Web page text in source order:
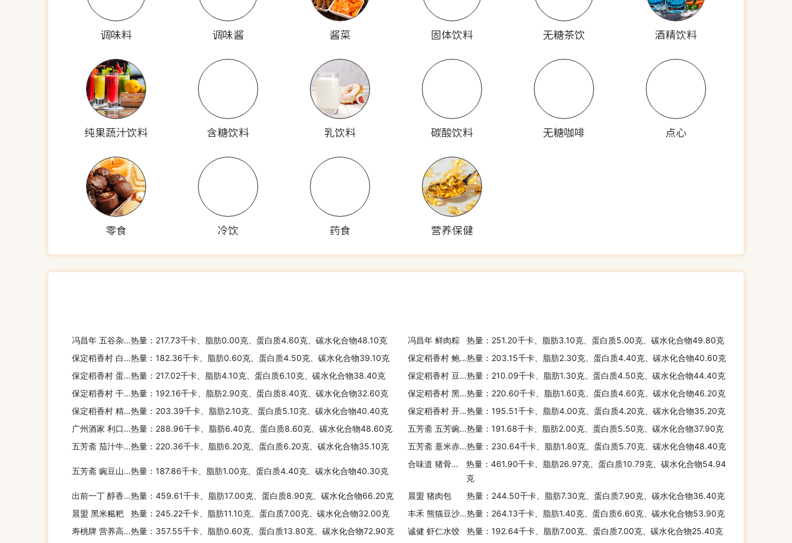
调味料 调味酱 酱菜 固体饮料 无糖茶饮 酒精饮料
纯果蔬汁饮料 含糖饮料 乳饮料 碳酸饮料 无糖咖啡 点心
零食 冷饮 药食 营养保健
冯昌年 五谷杂粮粽热量：217.73千卡、脂肪0.00克、蛋白质4.60克、碳水化合物48.10克 冯昌年 鲜肉粽
热量：251.20千卡、脂肪3.10克、蛋白质5.00克、碳水化合物49.80克
保定稻香村 白水粽热量：182.36千卡、脂肪0.60克、蛋白质4.50克、碳水化合物39.10克 保定稻香村 鲍鱼粽热量：203.15千卡、脂肪2.30克、蛋白质4.40克、碳水化合物40.60克
保定稻香村 蛋黄鲜肉粽热量：217.02千卡、脂肪4.10克、蛋白质6.10克、碳水化合物38.40克 保定稻香村 豆沙粽热量：210.09千卡、脂肪1.30克、蛋白质4.50克、碳水化合物44.40克
保定稻香村 干贝鲜肉粽热量：192.16千卡、脂肪2.90克、蛋白质8.40克、碳水化合物32.60克 保定稻香村 黑芝麻粽热量：220.60千卡、脂肪1.60克、蛋白质4.60克、碳水化合物46.20克
保定稻香村 精制鲜肉粽热量：203.39千卡、脂肪2.10克、蛋白质5.10克、碳水化合物40.40克 保定稻香村 开洋鲜肉粽热量：195.51千卡、脂肪4.00克、蛋白质4.20克、碳水化合物35.20克
广州酒家 利口福 红豆吐司热量：288.96千卡、脂肪6.40克、蛋白质8.60克、碳水化合物48.60克 五芳斋 五芳豌豆粽热量：191.68千卡、脂肪2.00克、蛋白质5.50克、碳水化合物37.90克
五芳斋 茄汁牛腩粽热量：220.36千卡、脂肪6.20克、蛋白质6.20克、碳水化合物35.10克 五芳斋 薏米赤豆粽热量：230.64千卡、脂肪1.80克、蛋白质5.70克、碳水化合物48.40克
五芳斋 豌豆山药粽热量：187.86千卡、脂肪1.00克、蛋白质4.40克、碳水化合物40.30克
合味道 猪骨浓汤风味
热量：461.90千卡、脂肪26.97克、蛋白质10.79克、碳水化合物54.94
克
出前一丁 醇香麻油风味热量：459.61千卡、脂肪17.00克、蛋白质8.90克、碳水化合物66.20克 晨盟 猪肉包
热量：244.50千卡、脂肪7.30克、蛋白质7.90克、碳水化合物36.40克
晨盟 黑米糍粑
热量：245.22千卡、脂肪11.10克、蛋白质7.00克、碳水化合物32.00克 丰禾 熊猫豆沙包热量：264.13千卡、脂肪1.40克、蛋白质6.60克、碳水化合物53.90克
寿桃牌 营养高筋面热量：357.55千卡、脂肪0.60克、蛋白质13.80克、碳水化合物72.90克 诚健 虾仁水饺
热量：192.64千卡、脂肪7.00克、蛋白质7.00克、碳水化合物25.40克